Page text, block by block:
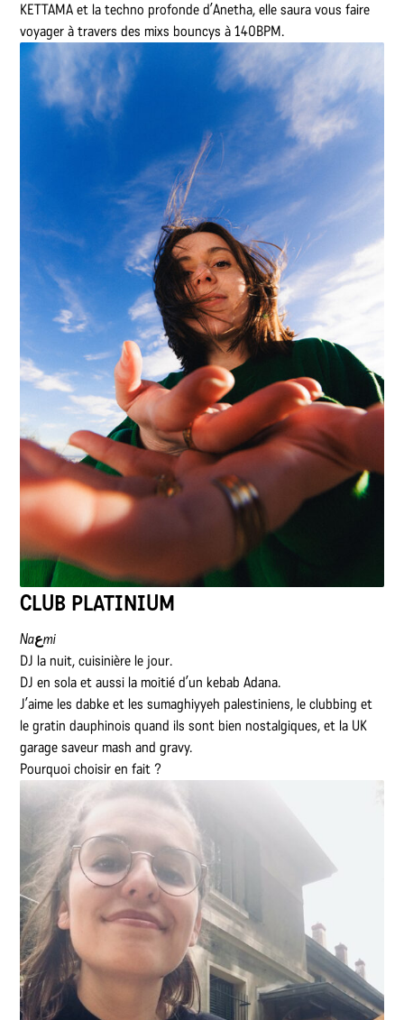
KETTAMA et la techno profonde d’Anetha, elle saura vous faire
voyager à travers des mixs bouncys à 140BPM.
CLUB PLATINIUM
Naعmi
DJ la nuit, cuisinière le jour.
DJ en sola et aussi la moitié d’un kebab Adana.
J’aime les dabke et les sumaghiyyeh palestiniens, le clubbing et
le gratin dauphinois quand ils sont bien nostalgiques, et la UK
garage saveur mash and gravy.
Pourquoi choisir en fait ?